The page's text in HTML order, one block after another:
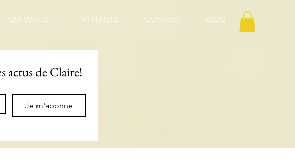
QUI SUIS-JE? APPRENDRE CONTACT BLOG
actus de Claire!
Je m'abonne